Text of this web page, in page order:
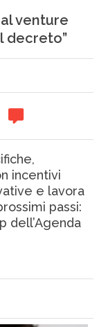
venture
decreto”
incentivi
e lavora
passi:
dell’Agenda